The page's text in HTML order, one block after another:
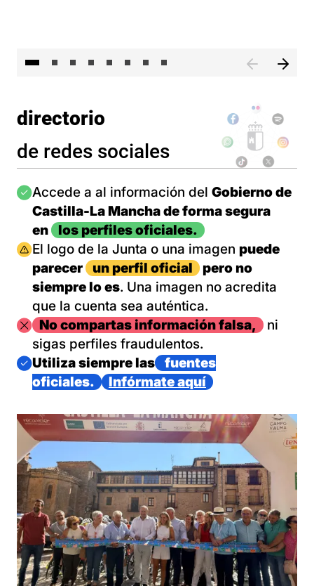
directorio
de redes sociales
Imagen
Accede a al información del Gobierno de
Castilla-La Mancha de forma segura
en
los perfiles oficiales.
Imagen
El logo de la Junta o una imagen puede
parecer
un perfil oficial
pero no
siempre lo es. Una imagen no acredita
que la cuenta sea auténtica.
ImagenNo compartas información falsa,
ni
sigas perfiles fraudulentos.
Imagen
Utiliza siempre las
fuentes
oficiales.
Infórmate aquí